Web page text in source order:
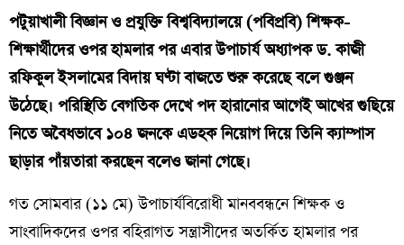
পটুয়াখালী বিজ্ঞান ও প্রযুক্তি বিশ্ববিদ্যালয়ে (পবিপ্রবি) শিক্ষক-
শিক্ষার্থীদের ওপর হামলার পর এবার উপাচার্য অধ্যাপক ড. কাজী
রফিকুল ইসলামের বিদায় ঘণ্টা বাজতে শুরু করেছে বলে গুঞ্জন
উঠেছে। পরিস্থিতি বেগতিক দেখে পদ হারানোর আগেই আখের গুছিয়ে
নিতে অবৈধভাবে ১০৪ জনকে এডহক নিয়োগ দিয়ে তিনি ক্যাম্পাস
ছাড়ার পাঁয়তারা করছেন বলেও জানা গেছে।
​গত সোমবার (১১ মে) উপাচার্যবিরোধী মানববন্ধনে শিক্ষক ও
সাংবাদিকদের ওপর বহিরাগত সন্ত্রাসীদের অতর্কিত হামলার পর